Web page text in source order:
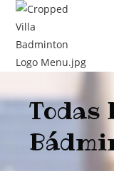
Todas